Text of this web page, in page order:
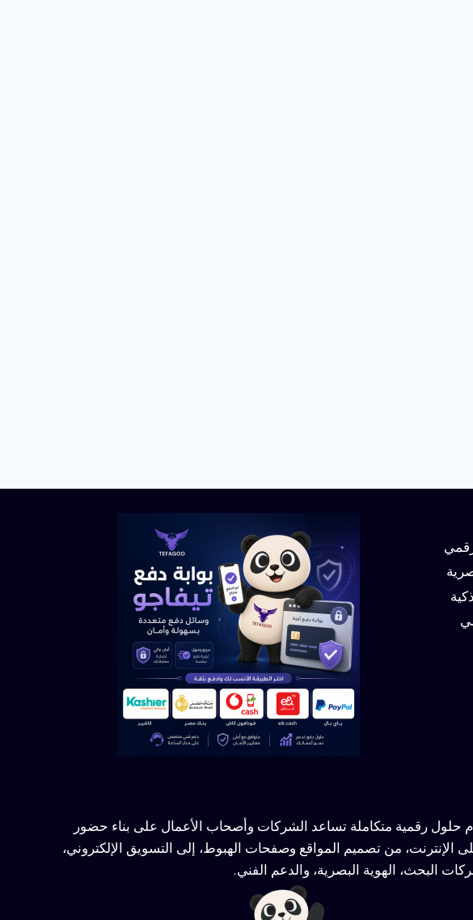
حلول رقمية متكاملة تساعد الشركات وأصحاب الأعمال على بناء حضور
الإنترنت، من تصميم المواقع وصفحات الهبوط، إلى التسويق الإلكتروني،
البحث، الهوية البصرية، والدعم الفني.